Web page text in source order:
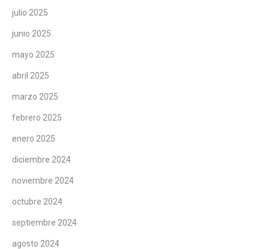
julio 2025
junio 2025
mayo 2025
abril 2025
marzo 2025
febrero 2025
enero 2025
diciembre 2024
noviembre 2024
octubre 2024
septiembre 2024
agosto 2024